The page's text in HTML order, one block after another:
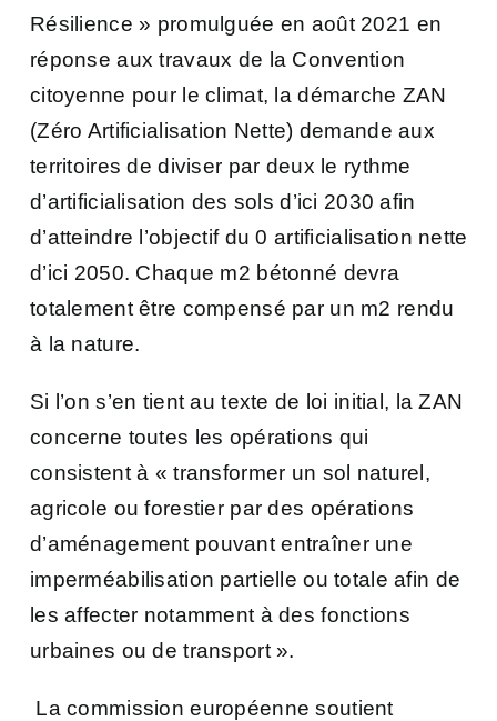
Résilience » promulguée en août 2021 en
réponse aux travaux de la Convention
citoyenne pour le climat, la démarche ZAN
(Zéro Artificialisation Nette) demande aux
territoires de diviser par deux le rythme
d’artificialisation des sols d’ici 2030 afin
d’atteindre l’objectif du 0 artificialisation nette
d’ici 2050. Chaque m2 bétonné devra
totalement être compensé par un m2 rendu
à la nature.
Si l’on s’en tient au texte de loi initial, la ZAN
concerne toutes les opérations qui
consistent à « transformer un sol naturel,
agricole ou forestier par des opérations
d’aménagement pouvant entraîner une
imperméabilisation partielle ou totale afin de
les affecter notamment à des fonctions
urbaines ou de transport ».
La commission européenne soutient